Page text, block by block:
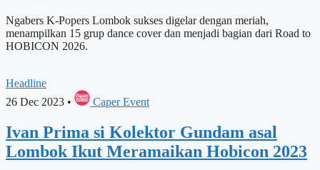
Ngabers K-Popers Lombok sukses digelar dengan meriah,
menampilkan 15 grup dance cover dan menjadi bagian dari Road to
HOBICON 2026.
Headline
26 Dec 2023 • Caper Event
Ivan Prima si Kolektor Gundam asal
Lombok Ikut Meramaikan Hobicon 2023